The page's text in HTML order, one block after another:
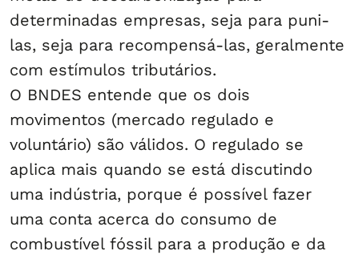
determinadas empresas, seja para puni-
las, seja para recompensá-las, geralmente
com estímulos tributários.
O BNDES entende que os dois
movimentos (mercado regulado e
voluntário) são válidos. O regulado se
aplica mais quando se está discutindo
uma indústria, porque é possível fazer
uma conta acerca do consumo de
combustível fóssil para a produção e da